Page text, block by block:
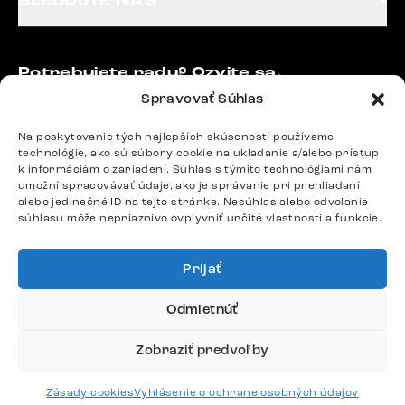
Spravovať Súhlas
Na poskytovanie tých najlepších skúseností používame
technológie, ako sú súbory cookie na ukladanie a/alebo prístup
k informáciám o zariadení. Súhlas s týmito technológiami nám
umožní spracovávať údaje, ako je správanie pri prehliadaní
alebo jedinečné ID na tejto stránke. Nesúhlas alebo odvolanie
súhlasu môže nepriaznivo ovplyvniť určité vlastnosti a funkcie.
Prijať
Odmietnúť
Zobraziť predvoľby
Zásady cookiesVyhlásenie o ochrane osobných údajov
Potrebujete radu? Ozvite sa.
podpora@delife-shop.sk
Odpovedáme do 24 hodín.
Google recenzie
4,8
Platby